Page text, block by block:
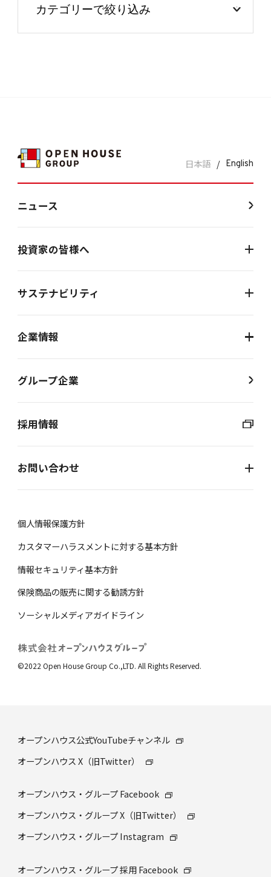
日本語 / English
投資家の皆様へ
サステナビリティ
企業情報
グループ企業
採用情報
ニュース
お問い合わせ
個⼈情報保護⽅針
カスタマーハラスメントに対する基本方針
情報セキュリティ基本方針
保険商品の販売に関する勧誘⽅針
ソーシャルメディアガイドライン
©2022 Open House Group Co.,LTD. All Rights Reserved.
オープンハウス公式YouTubeチャンネル
オープンハウス X（旧Twitter）
オープンハウス・グループ Facebook
オープンハウス・グループ X（旧Twitter）
オープンハウス・グループ Instagram
オープンハウス・グループ 採⽤ Facebook